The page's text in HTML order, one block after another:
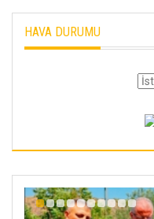
HAVA DURUMU
KAYSERI